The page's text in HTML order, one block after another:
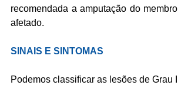
recomendada a amputação do membro
afetado.
SINAIS E SINTOMAS
Podemos classificar as lesões de Grau I